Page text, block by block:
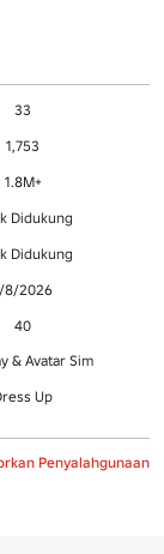
33
1,753
1.8M+
Didukung
Didukung
8/2026
40
& Avatar Sim
Up
Penyalahgunaan